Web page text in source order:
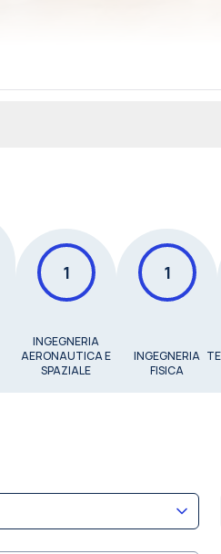
1
INGEGNERIA
AERONAUTICA E
SPAZIALE
1
INGEGNERIA
FISICA